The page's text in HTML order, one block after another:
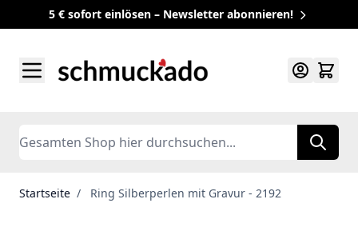
5 € sofort einlösen – Newsletter abonnieren!
Search
Startseite / Ring Silberperlen mit Gravur - 2192